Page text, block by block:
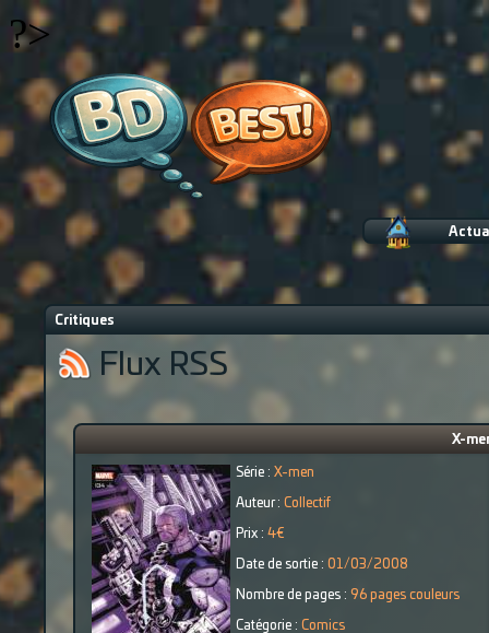
?>
Critiques
Flux RSS
X-
Série : X-men
Auteur : Collectif
Prix : 4€
Date de sortie : 01/03/2008
Nombre de pages : 96 pages couleurs
Catégorie : Comics